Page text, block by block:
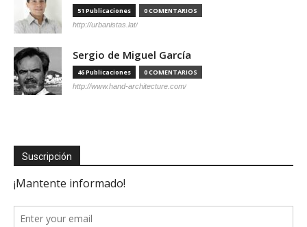
51 Publicaciones 0 COMENTARIOS
http://urbanistas.lat/
Sergio de Miguel García
46 Publicaciones 0 COMENTARIOS
http://www.hand-architecture.com/
Suscripción